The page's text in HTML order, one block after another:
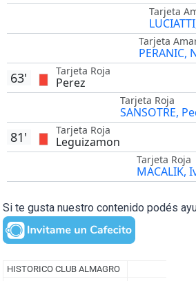
Tarjeta
Tarjeta
PERANIC,
Tarjeta Roja
Perez
63'
Tarjeta Roja
SANSOTRE,
Tarjeta Roja
Leguizamon
81'
Tarjeta Roja
MACALIK,
Si te gusta nuestro contenido podés